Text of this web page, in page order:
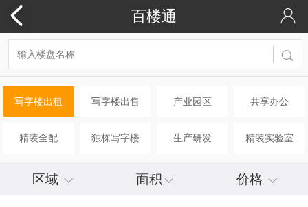
百楼通
写字楼出租 写字楼出售 产业园区 共享办公
精装全配 独栋写字楼 生产研发 精装实验室
区域 面积 价格